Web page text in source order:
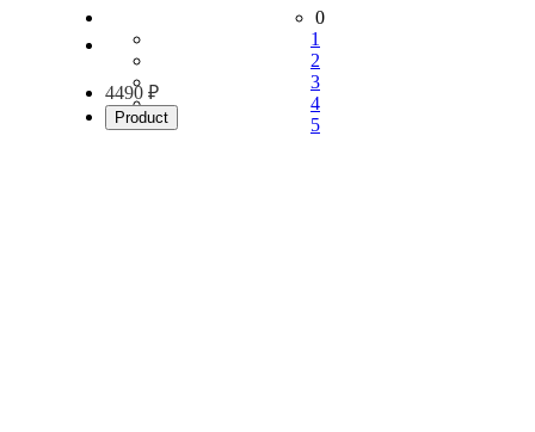
0
1
2
3
4
5
4490 ₽
Product